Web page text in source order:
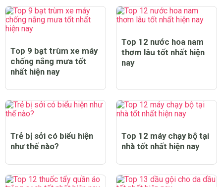
Top 9 bạt trùm xe máy
chống nắng mưa tốt
nhất hiện nay
Top 12 nước hoa nam
thơm lâu tốt nhất hiện
nay
Trẻ bị sởi có biểu hiện
như thế nào?
Top 12 máy chạy bộ tại
nhà tốt nhất hiện nay